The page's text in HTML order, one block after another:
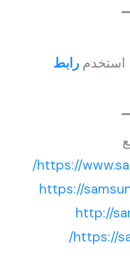
استخدمرابط
https://
https://
http://
https://